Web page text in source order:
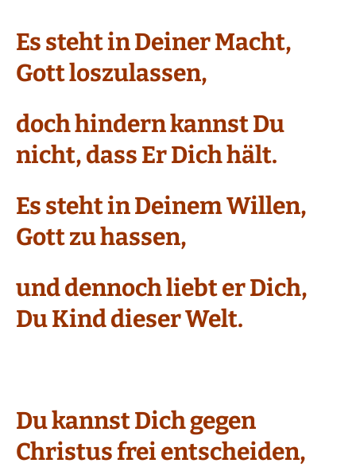
Es steht in Deiner Macht,
Gott loszulassen,
doch hindern kannst Du
nicht, dass Er Dich hält.
Es steht in Deinem Willen,
Gott zu hassen,
und dennoch liebt er Dich,
Du Kind dieser Welt.
Du kannst Dich gegen
Christus frei entscheiden,